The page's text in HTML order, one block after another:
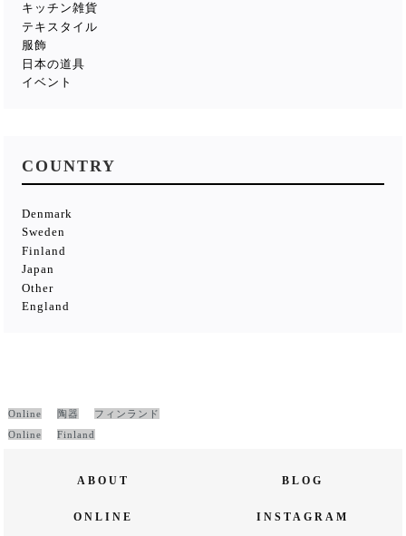
キッチン雑貨
テキスタイル
服飾
日本の道具
イベント
COUNTRY
Denmark
Sweden
Finland
Japan
Other
England
Online 陶器
フィンランド
Online
Finland
ABOUT BLOG
ONLINE INSTAGRAM